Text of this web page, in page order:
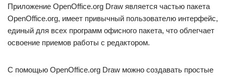
Приложение OpenOffice.org Draw является частью пакета
OpenOffice.org, имеет привычный пользователю интерфейс,
единый для всех программ офисного пакета, что облегчает
освоение приемов работы с редактором.
С помощью OpenOffice.org Draw можно создавать простые